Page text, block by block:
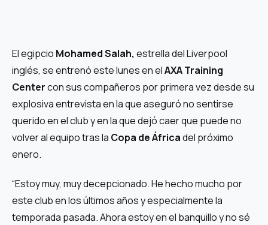
El egipcio Mohamed Salah, estrella del Liverpool
inglés, se entrenó este lunes en elAXA Training
Centercon sus compañeros por primera vez desde su
explosiva entrevista en la que aseguró no sentirse
querido en el club y en la que dejó caer que puede no
volver al equipo tras la Copa de Áfricadel próximo
enero.
“Estoy muy, muy decepcionado. He hecho mucho por
este club en los últimos años y especialmente la
temporada pasada. Ahora estoy en el banquillo y no sé